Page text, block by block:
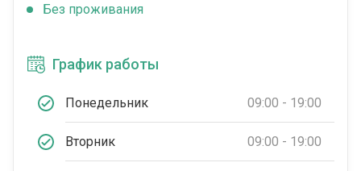
Без проживания
График работы
Понедельник 09:00 - 19:00
Вторник 09:00 - 19:00